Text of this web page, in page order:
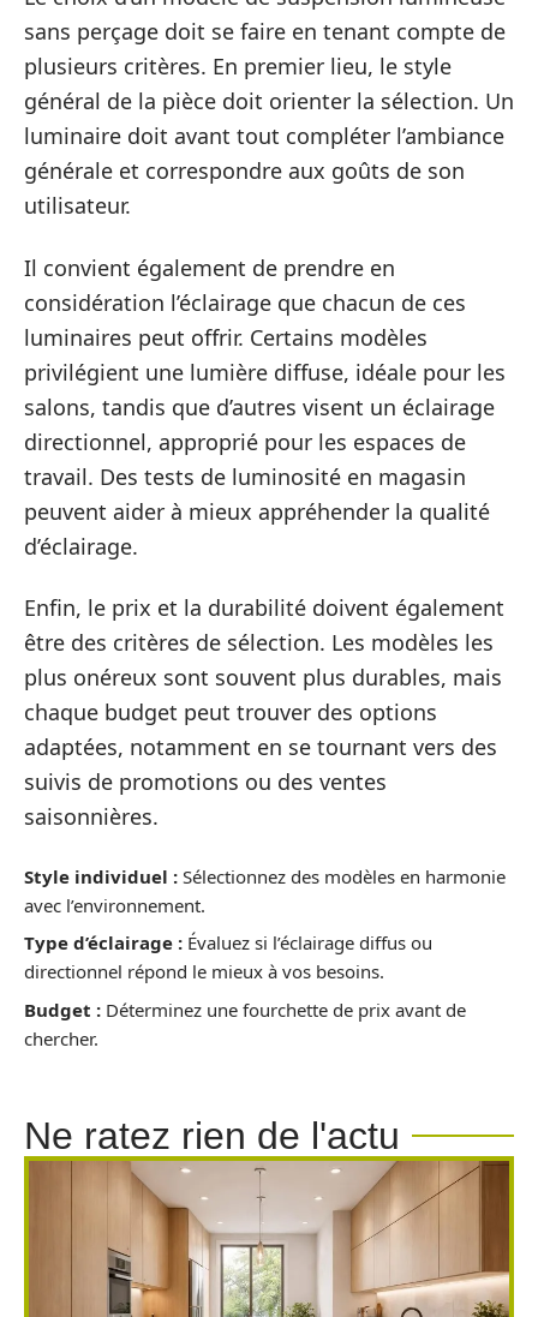
sans perçage doit se faire en tenant compte de
plusieurs critères. En premier lieu, le style
général de la pièce doit orienter la sélection. Un
luminaire doit avant tout compléter l’ambiance
générale et correspondre aux goûts de son
utilisateur.
Il convient également de prendre en
considération l’éclairage que chacun de ces
luminaires peut offrir. Certains modèles
privilégient une lumière diffuse, idéale pour les
salons, tandis que d’autres visent un éclairage
directionnel, approprié pour les espaces de
travail. Des tests de luminosité en magasin
peuvent aider à mieux appréhender la qualité
d’éclairage.
Enfin, le prix et la durabilité doivent également
être des critères de sélection. Les modèles les
plus onéreux sont souvent plus durables, mais
chaque budget peut trouver des options
adaptées, notamment en se tournant vers des
suivis de promotions ou des ventes
saisonnières.
Style individuel : Sélectionnez des modèles en harmonie
avec l’environnement.
Type d’éclairage : Évaluez si l’éclairage diffus ou
directionnel répond le mieux à vos besoins.
Budget : Déterminez une fourchette de prix avant de
chercher.
Ne ratez rien de l'actu